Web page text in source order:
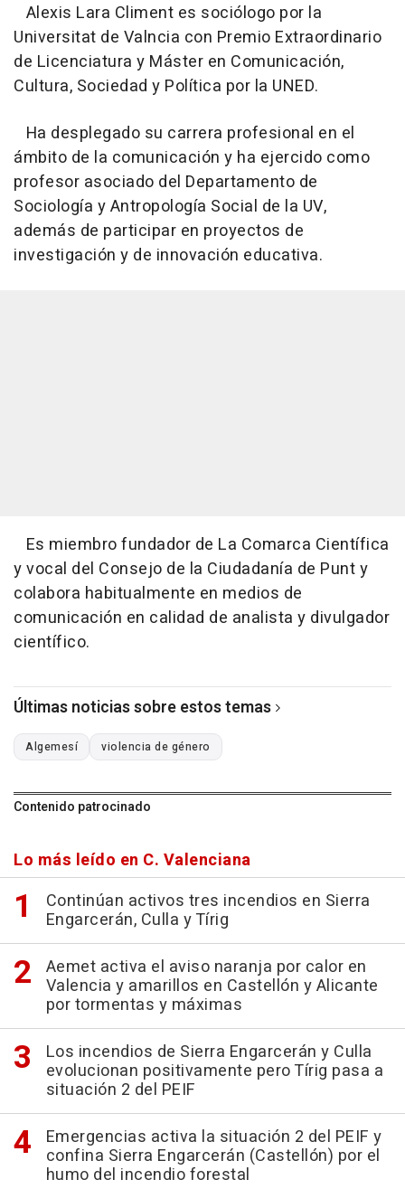
Alexis Lara Climent es sociólogo por la
Universitat de Valncia con Premio Extraordinario
de Licenciatura y Máster en Comunicación,
Cultura, Sociedad y Política por la UNED.
Ha desplegado su carrera profesional en el
ámbito de la comunicación y ha ejercido como
profesor asociado del Departamento de
Sociología y Antropología Social de la UV,
además de participar en proyectos de
investigación y de innovación educativa.
Es miembro fundador de La Comarca Científica
y vocal del Consejo de la Ciudadanía de Punt y
colabora habitualmente en medios de
comunicación en calidad de analista y divulgador
científico.
Últimas noticias sobre estos temas
Algemesí violencia de género
Contenido patrocinado
Lo más leído en C. Valenciana
Continúan activos tres incendios en Sierra
Engarcerán, Culla y Tírig
Aemet activa el aviso naranja por calor en
Valencia y amarillos en Castellón y Alicante
por tormentas y máximas
Los incendios de Sierra Engarcerán y Culla
evolucionan positivamente pero Tírig pasa a
situación 2 del PEIF
Emergencias activa la situación 2 del PEIF y
confina Sierra Engarcerán (Castellón) por el
humo del incendio forestal